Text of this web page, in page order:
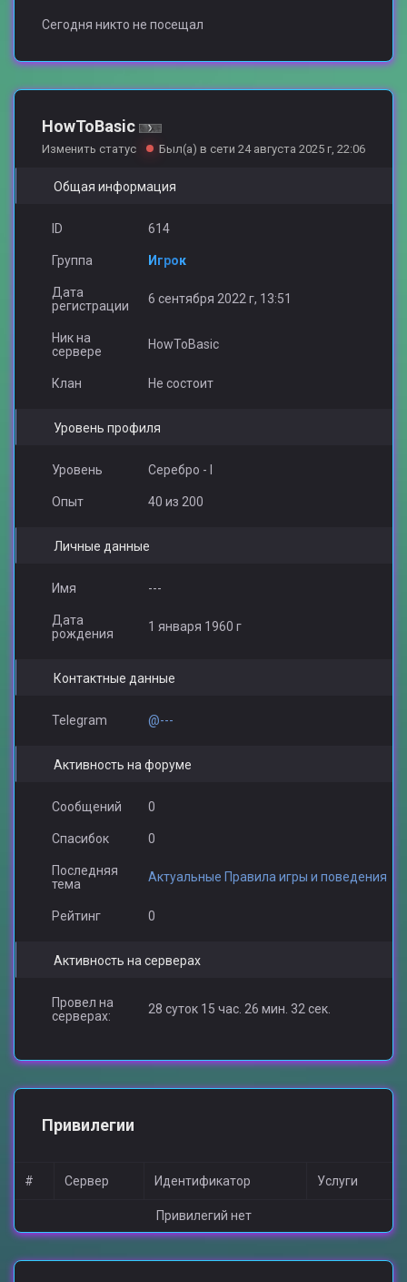
Рыбка
F.S.A. KENTIK
Сегодня никто не посещал
HowToBasic
Был(а) в сети 24 августа 2025 г, 22:06
Изменить статус
Общая информация
ID 614
Группа Игрок
Дата
регистрации
6 сентября 2022 г, 13:51
Ник на
сервере
HowToBasic
Клан Не состоит
Уровень профиля
Уровень Серебро - I
Опыт 40 из 200
Личные данные
Имя ---
Дата
рождения
1 января 1960 г
Контактные данные
Telegram @---
Активность на форуме
Сообщений 0
Спасибок 0
Последняя
тема
Актуальные Правила игры и поведения
Рейтинг 0
Активность на серверах
Провел на
серверах:
28 суток 15 час. 26 мин. 32 сек.
Привилегии
# Сервер Идентификатор Услуги
Привилегий нет